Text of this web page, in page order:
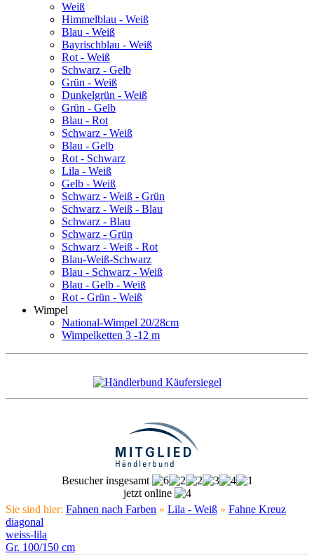
Weiß
Himmelblau - Weiß
Blau - Weiß
Bayrischblau - Weiß
Rot - Weiß
Schwarz - Gelb
Grün - Weiß
Dunkelgrün - Weiß
Grün - Gelb
Blau - Rot
Schwarz - Weiß
Blau - Gelb
Rot - Schwarz
Lila - Weiß
Gelb - Weiß
Schwarz - Weiß - Grün
Schwarz - Weiß - Blau
Schwarz - Blau
Schwarz - Grün
Schwarz - Weiß - Rot
Blau-Weiß-Schwarz
Blau - Schwarz - Weiß
Blau - Gelb - Weiß
Rot - Grün - Weiß
Wimpel
National-Wimpel 20/28cm
Wimpelketten 3 -12 m
Besucher insgesamt
jetzt online
Sie sind hier: Fahnen nach Farben » Lila - Weiß » Fahne Kreuz
diagonal
weiss-lila
Gr. 100/150 cm